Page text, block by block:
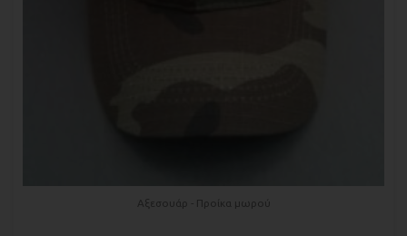
Αξεσουάρ - Προίκα μωρού